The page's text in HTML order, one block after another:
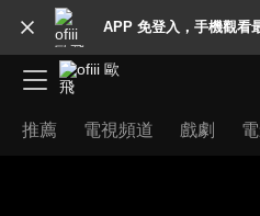
APP 免登入，手機觀看
推薦 電視頻道 戲劇